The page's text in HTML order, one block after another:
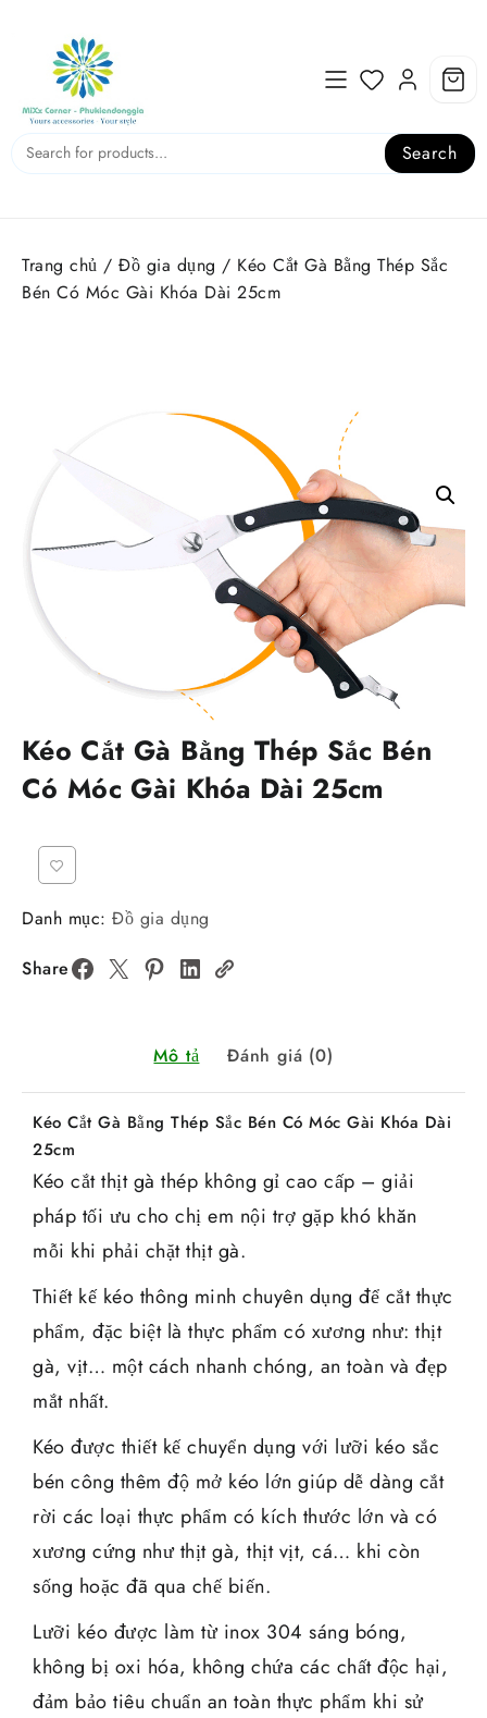
content
Search
Trang chủ / Đồ gia dụng / Kéo Cắt Gà Bằng Thép Sắc
Bén Có Móc Gài Khóa Dài 25cm
Kéo Cắt Gà Bằng Thép Sắc Bén
Có Móc Gài Khóa Dài 25cm
Danh mục: Đồ gia dụng
Share
Mô tả Đánh giá (0)
Kéo Cắt Gà Bằng Thép Sắc Bén Có Móc Gài Khóa Dài
25cm
Kéo cắt thịt gà thép không gỉ cao cấp – giải
pháp tối ưu cho chị em nội trợ gặp khó khăn
mỗi khi phải chặt thịt gà.
Thiết kế kéo thông minh chuyên dụng để cắt thực
phẩm, đặc biệt là thực phẩm có xương như: thịt
gà, vịt… một cách nhanh chóng, an toàn và đẹp
mắt nhất.
Kéo được thiết kế chuyển dụng với lưỡi kéo sắc
bén công thêm độ mở kéo lớn giúp dễ dàng cắt
rời các loại thực phẩm có kích thước lớn và có
xương cứng như thịt gà, thịt vịt, cá… khi còn
sống hoặc đã qua chế biến.
Lưỡi kéo được làm từ inox 304 sáng bóng,
không bị oxi hóa, không chứa các chất độc hại,
đảm bảo tiêu chuẩn an toàn thực phẩm khi sử